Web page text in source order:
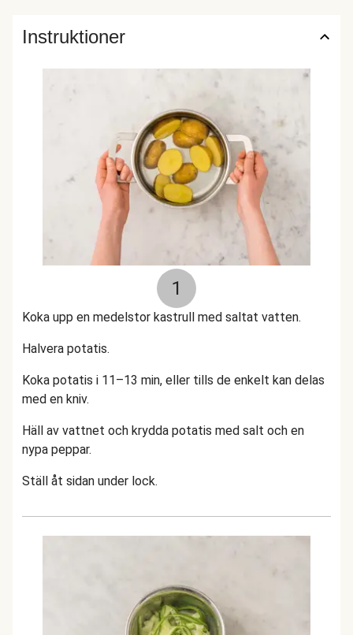
Instruktioner
1
Koka upp en medelstor kastrull med saltat vatten.
Halvera potatis.
Koka potatis i 11–13 min, eller tills de enkelt kan delas
med en kniv.
Häll av vattnet och krydda potatis med salt och en
nypa peppar.
Ställ åt sidan under lock.